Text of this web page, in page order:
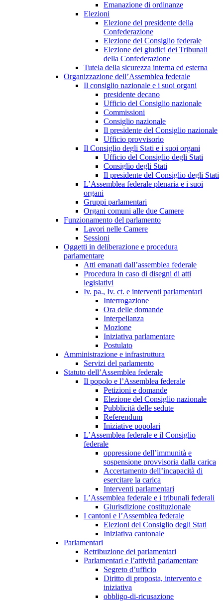
Emanazione di ordinanze
Elezioni
Elezione del presidente della
Confederazione
Elezione del Consiglio federale
Elezione dei giudici dei Tribunali
della Confederazione
Tutela della sicurezza interna ed esterna
Organizzazione dell’Assemblea federale
Il consiglio nazionale e i suoi organi
presidente decano
Ufficio del Consiglio nazionale
Commissioni
Consiglio nazionale
Il presidente del Consiglio nazionale
Ufficio provvisorio
Il Consiglio degli Stati e i suoi organi
Ufficio del Consiglio degli Stati
Consiglio degli Stati
Il presidente del Consiglio degli Stati
L’Assemblea federale plenaria e i suoi
organi
Gruppi parlamentari
Organi comuni alle due Camere
Funzionamento del parlamento
Lavori nelle Camere
Sessioni
Oggetti in deliberazione e procedura
parlamentare
Atti emanati dall’assemblea federale
Procedura in caso di disegni di atti
legislativi
Iv. pa., Iv. ct. e interventi parlamentari
Interrogazione
Ora delle domande
Interpellanza
Mozione
Iniziativa parlamentare
Postulato
Amministrazione e infrastruttura
Servizi del parlamento
Statuto dell’Assemblea federale
Il popolo e l’Assemblea federale
Petizioni e domande
Elezione del Consiglio nazionale
Pubblicità delle sedute
Referendum
Iniziative popolari
L’Assemblea federale e il Consiglio
federale
oppressione dell’immunità e
sospensione provvisoria dalla carica
Accertamento dell’incapacità di
esercitare la carica
Interventi parlamentari
L’Assemblea federale e i tribunali federali
Giurisdizione costituzionale
I cantoni e l’Assemblea federale
Elezioni del Consiglio degli Stati
Iniziativa cantonale
Parlamentari
Retribuzione dei parlamentari
Parlamentari e l’attività parlamentare
Segreto d’ufficio
Diritto di proposta, intervento e
iniziativa
obbligo-di-ricusazione